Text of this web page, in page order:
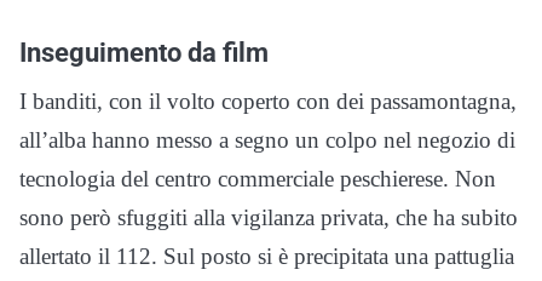
Inseguimento da film
I banditi, con il volto coperto con dei passamontagna,
all’alba hanno messo a segno un colpo nel negozio di
tecnologia del centro commerciale peschierese. Non
sono però sfuggiti alla vigilanza privata, che ha subito
allertato il 112. Sul posto si è precipitata una pattuglia